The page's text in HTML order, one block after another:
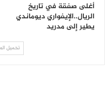
أغلى صفقة في تاريخ
الريال..الإيفواري ديوماندي
يطير إلى مدريد
تحميل